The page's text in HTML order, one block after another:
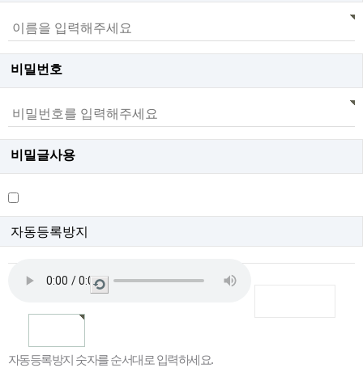
비밀번호
비밀글사용
자동등록방지
새
자동등록방지 숫자를 순서대로 입력하세요.